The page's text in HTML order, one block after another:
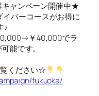
ャンペーン開催中★
イバーコースがお得に
♪
￥40,000でラ
能です。
ください☆
fukuoka/